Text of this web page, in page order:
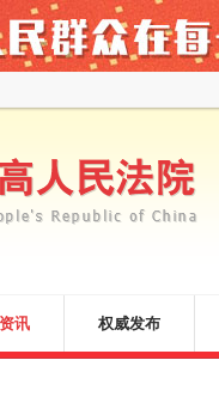
讯 权威发布